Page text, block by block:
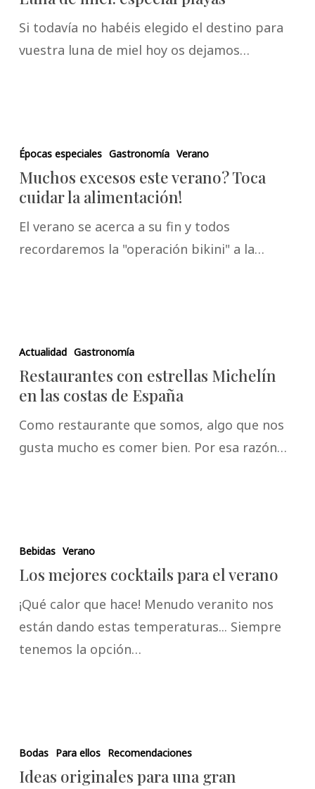
Si todavía no habéis elegido el destino para
vuestra luna de miel hoy os dejamos…
Épocas especiales Gastronomía Verano
Muchos excesos este verano? Toca
cuidar la alimentación!
El verano se acerca a su fin y todos
recordaremos la "operación bikini" a la…
Actualidad Gastronomía
Restaurantes con estrellas Michelín
en las costas de España
Como restaurante que somos, algo que nos
gusta mucho es comer bien. Por esa razón…
Bebidas Verano
Los mejores cocktails para el verano
¡Qué calor que hace! Menudo veranito nos
están dando estas temperaturas... Siempre
tenemos la opción…
Bodas Para ellos Recomendaciones
Ideas originales para una gran